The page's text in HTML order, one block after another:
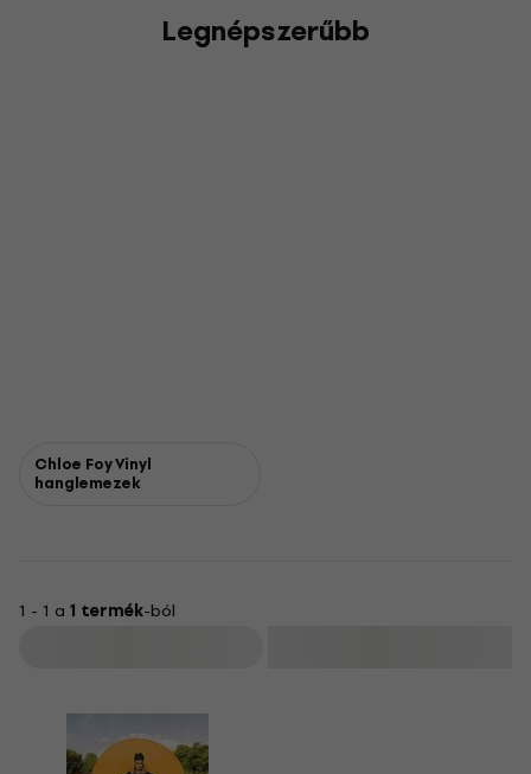
Legnépszerűbb
Chloe Foy Vinyl
hanglemezek
1 - 1 a 1 termék-ból